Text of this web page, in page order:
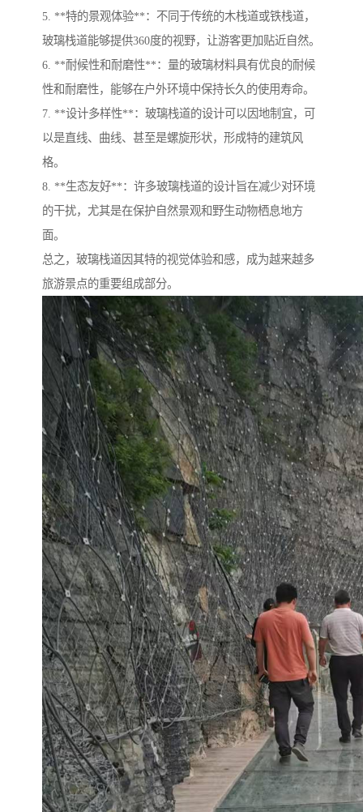
5. **特的景观体验**：不同于传统的木栈道或铁栈道，
玻璃栈道能够提供360度的视野，让游客更加贴近自然。
6. **耐候性和耐磨性**：量的玻璃材料具有优良的耐候
性和耐磨性，能够在户外环境中保持长久的使用寿命。
7. **设计多样性**：玻璃栈道的设计可以因地制宜，可
以是直线、曲线、甚至是螺旋形状，形成特的建筑风
格。
8. **生态友好**：许多玻璃栈道的设计旨在减少对环境
的干扰，尤其是在保护自然景观和野生动物栖息地方
面。
总之，玻璃栈道因其特的视觉体验和感，成为越来越多
旅游景点的重要组成部分。